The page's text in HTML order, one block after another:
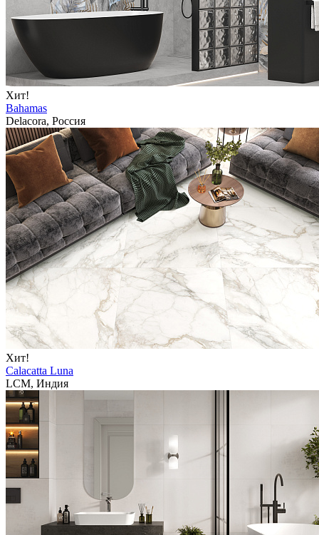
Хит!
Bahamas
Delacora, Россия
Хит!
Calacatta Luna
LCM, Индия